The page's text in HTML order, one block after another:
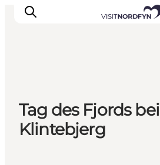
Erleben
Eventkalender
Essen und Trinken
Tag des Fjords bei
Klintebjerg